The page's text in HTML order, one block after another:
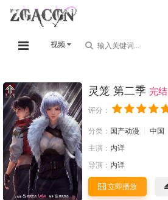
视频
灵笼 第二季 完结
评分：
分类： 国产动漫 中国
主演： 内详
导演： 内详
立即播放